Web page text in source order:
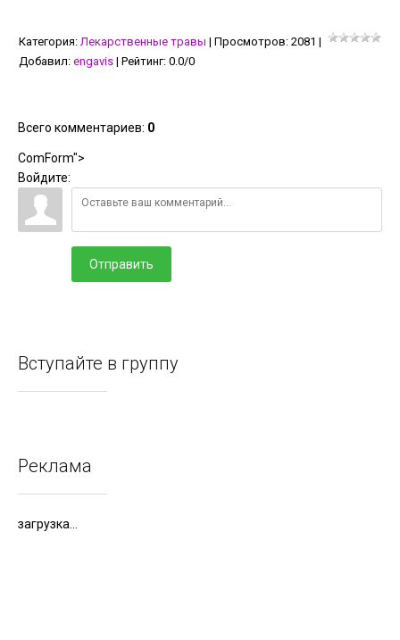
Категория: Лекарственные травы | Просмотров: 2081 |
Добавил: engavis | Рейтинг: 0.0/0
Всего комментариев: 0
ComForm">
Войдите:
Отправить
Вступайте в группу
Реклама
загрузка...